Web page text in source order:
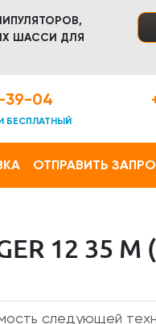
ШАССИ ДЛЯ
39-04
БЕСПЛАТНЫЙ
ОТПРАВИТЬ
12 35 М